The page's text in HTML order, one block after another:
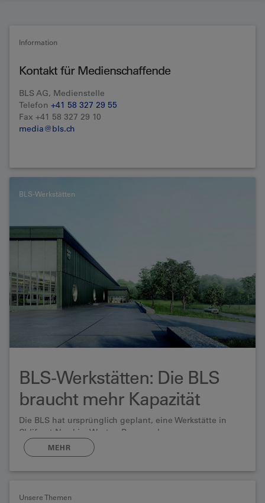
Information
Kontakt für Medienschaffende
BLS AG, Medienstelle
Telefon +41 58 327 29 55
Fax +41 58 327 29 10
media@bls.ch
BLS-Werkstätten
BLS-Werkstätten: Die BLS
braucht mehr Kapazität
Die BLS hat ursprünglich geplant, eine Werkstätte in
Chliforst Nord im Westen Berns zu bauen.
MEHR
Unsere Themen